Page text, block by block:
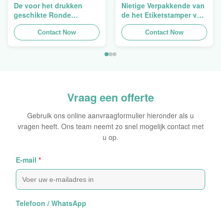
De voor het drukken
geschikte Ronde
Verpakkende
Holografische
Zelfklevende Bladen van
Contact Now
Nietige Verpakkende van
de het Etiketstamper van
de Hologramveiligheid
Duidelijke het
Hologramsticker Logo
Contact Now
Vraag een offerte
Gebruik ons online aanvraagformulier hieronder als u
vragen heeft. Ons team neemt zo snel mogelijk contact met
u op.
E-mail *
Telefoon / WhatsApp